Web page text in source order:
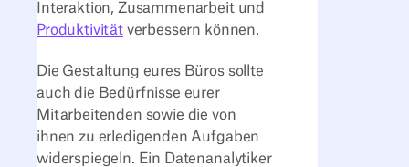
Interaktion, Zusammenarbeit und
Produktivitätverbessern können.
Die Gestaltung eures Büros sollte
auch die Bedürfnisse eurer
Mitarbeitenden sowie die von
ihnen zu erledigenden Aufgaben
widerspiegeln. Ein Datenanalytiker